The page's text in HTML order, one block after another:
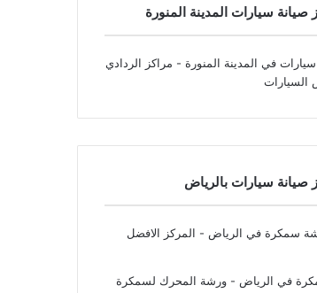
سيارات المدينة المنورة
في المدينة المنورة - مراكز الردادي
السيارات
صيانة سيارات بالرياض
سمكرة في الرياض - المركز الافضل
في الرياض - ورشة المحرك لسمكرة